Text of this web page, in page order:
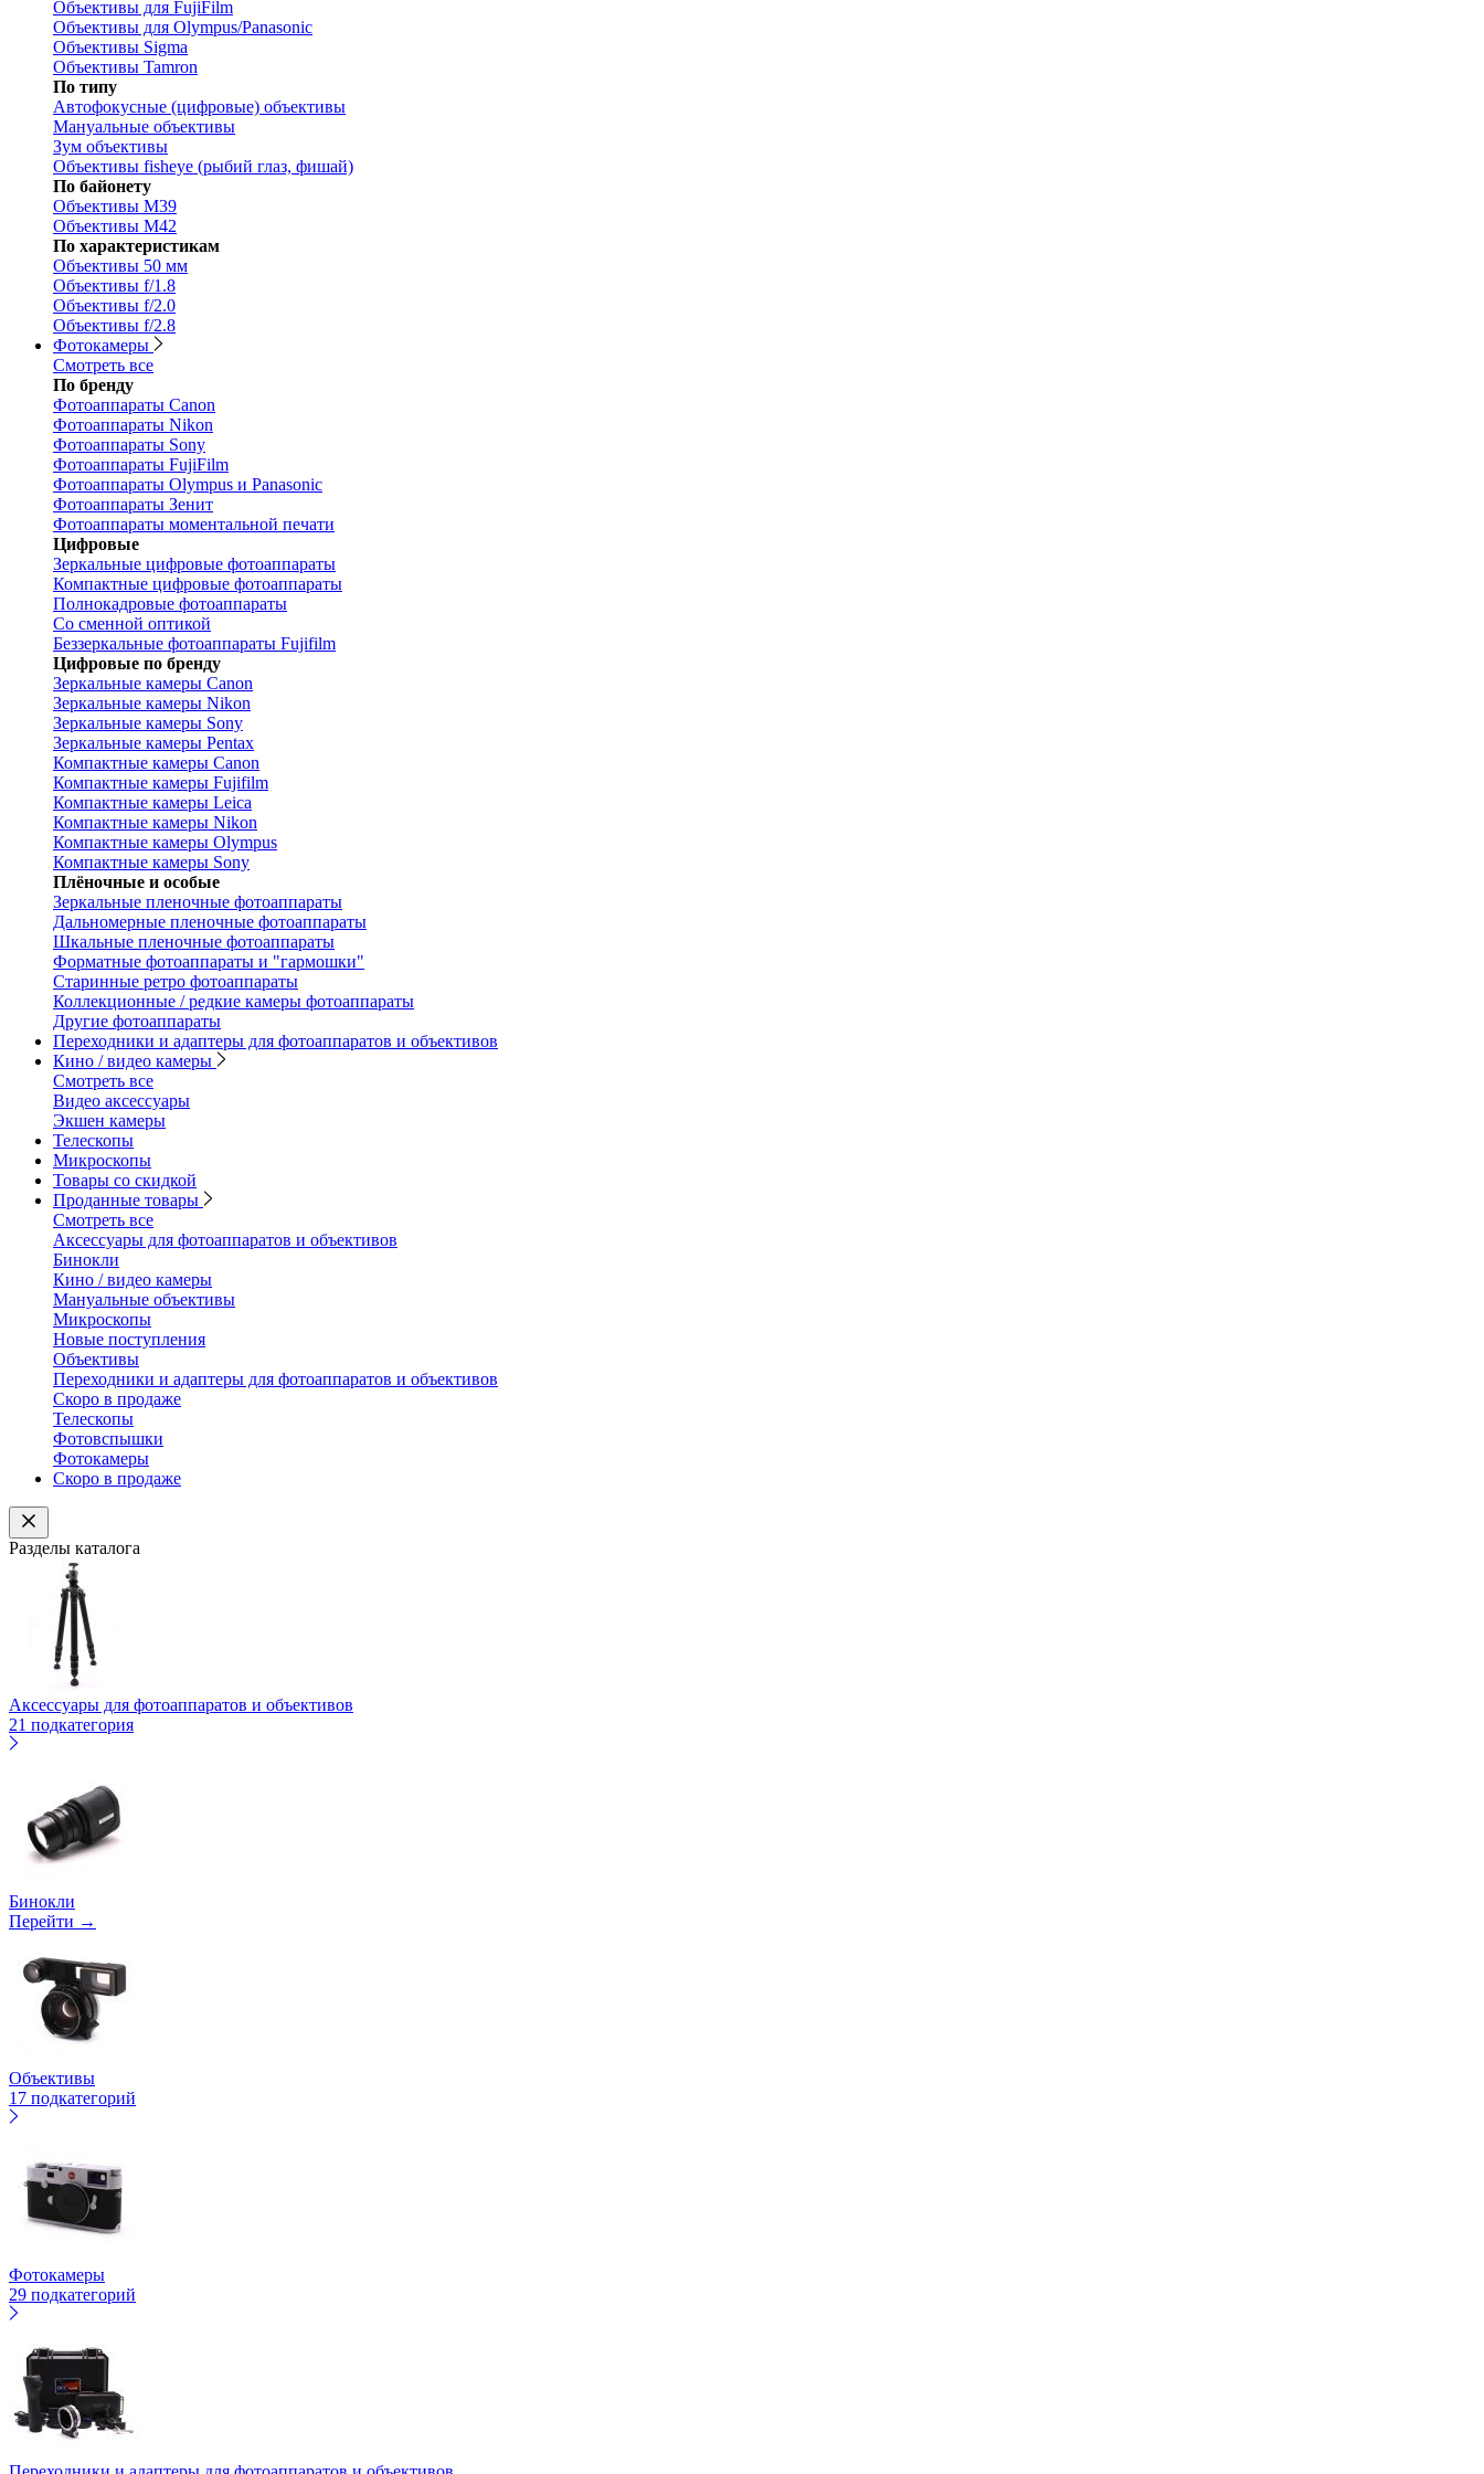
Объективы для FujiFilm
Объективы для Olympus/Panasonic
Объективы Sigma
Объективы Tamron
По типу
Автофокусные (цифровые) объективы
Мануальные объективы
Зум объективы
Объективы fisheye (рыбий глаз, фишай)
По байонету
Объективы M39
Объективы M42
По характеристикам
Объективы 50 мм
Объективы f/1.8
Объективы f/2.0
Объективы f/2.8
Фотокамеры
Смотреть все
По бренду
Фотоаппараты Canon
Фотоаппараты Nikon
Фотоаппараты Sony
Фотоаппараты FujiFilm
Фотоаппараты Olympus и Panasonic
Фотоаппараты Зенит
Фотоаппараты моментальной печати
Цифровые
Зеркальные цифровые фотоаппараты
Компактные цифровые фотоаппараты
Полнокадровые фотоаппараты
Со сменной оптикой
Беззеркальные фотоаппараты Fujifilm
Цифровые по бренду
Зеркальные камеры Canon
Зеркальные камеры Nikon
Зеркальные камеры Sony
Зеркальные камеры Pentax
Компактные камеры Canon
Компактные камеры Fujifilm
Компактные камеры Leica
Компактные камеры Nikon
Компактные камеры Olympus
Компактные камеры Sony
Плёночные и особые
Зеркальные пленочные фотоаппараты
Дальномерные пленочные фотоаппараты
Шкальные пленочные фотоаппараты
Форматные фотоаппараты и "гармошки"
Старинные ретро фотоаппараты
Коллекционные / редкие камеры фотоаппараты
Другие фотоаппараты
Переходники и адаптеры для фотоаппаратов и объективов
Кино / видео камеры
Смотреть все
Видео аксессуары
Экшен камеры
Телескопы
Микроскопы
Товары со скидкой
Проданные товары
Смотреть все
Аксессуары для фотоаппаратов и объективов
Бинокли
Кино / видео камеры
Мануальные объективы
Микроскопы
Новые поступления
Объективы
Переходники и адаптеры для фотоаппаратов и объективов
Скоро в продаже
Телескопы
Фотовспышки
Фотокамеры
Скоро в продаже
Разделы каталога
Аксессуары для фотоаппаратов и объективов
21 подкатегория
Бинокли
Перейти →
Объективы
17 подкатегорий
Фотокамеры
29 подкатегорий